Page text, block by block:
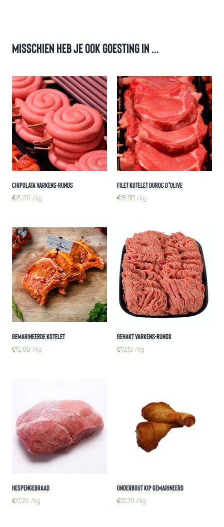
Misschien heb je ook goesting in ...
Chipolata varkens-runds
€15,00 /kg
Filet Kotelet Duroc D’Olive
€15,90 /kg
Gemarineerde kotelet
€15,80 /kg
Gehakt varkens-runds
€13,10 /kg
Hespengebraad
€17,20 /kg
Onderbout kip gemarineerd
€12,70 /kg